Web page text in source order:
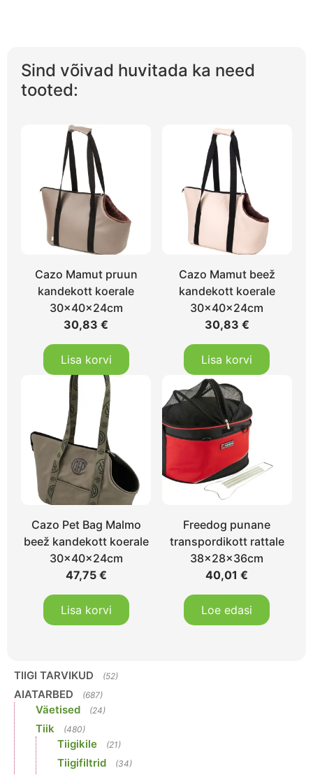
Sind võivad huvitada ka need
tooted:
Cazo Mamut pruun
kandekott koerale
30x40x24cm
30,83€
Lisa korvi
Cazo Mamut beež
kandekott koerale
30x40x24cm
30,83 €
Lisa korvi
Cazo Pet Bag Malmo
beež kandekott koerale
30x40x24cm
47,75 €
Lisa korvi
Freedog punane
transpordikott rattale
38x28x36cm
40,01€
Loe edasi
TIIGI TARVIKUD (52)
AIATARBED (687)
Väetised (24)
Tiik (480)
Tiigikile (21)
Tiigifiltrid (34)